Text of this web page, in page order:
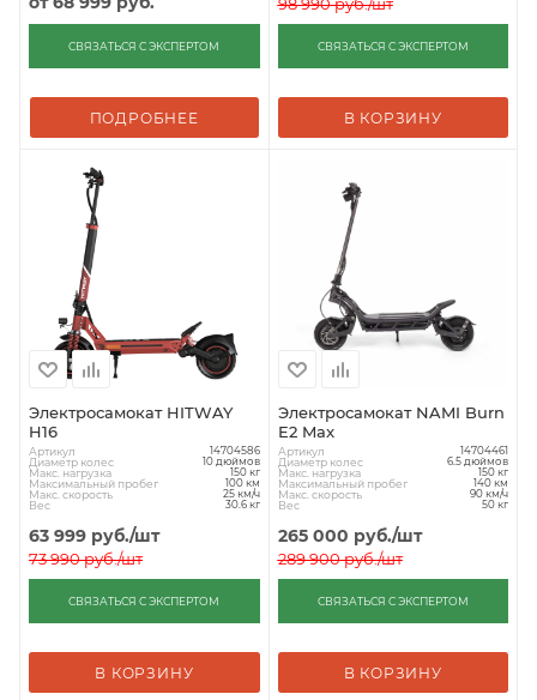
СВЯЗАТЬСЯ С ЭКСПЕРТОМ
ПОДРОБНЕЕ
СВЯЗАТЬСЯ С ЭКСПЕРТОМ
В КОРЗИНУ
Электросамокат HITWAY
H16
Артикул 14704586
Диаметр колес 10 дюймов
Макс. нагрузка 150 кг
Максимальный пробег 100 км
Макс. скорость 25 км/ч
Вес 30.6 кг
63 999 руб./шт
73 990руб./шт
СВЯЗАТЬСЯ С ЭКСПЕРТОМ
В КОРЗИНУ
Электросамокат NAMI Burn
E2 Max
Артикул 14704461
Диаметр колес 6.5 дюймов
Макс. нагрузка 150 кг
Максимальный пробег 140 км
Макс. скорость 90 км/ч
Вес 50 кг
265 000 руб./шт
289 900руб./шт
СВЯЗАТЬСЯ С ЭКСПЕРТОМ
В КОРЗИНУ